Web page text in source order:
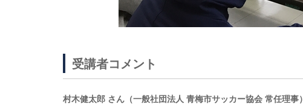
受講者コメント
村木健太郎 さん（一般社団法人 青梅市サッカー協会 常任理事）